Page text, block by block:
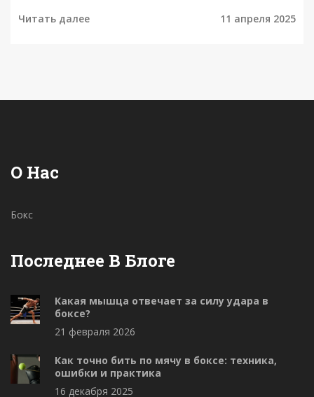
создания сильного удара, от постановки ног до
Читать далее 11 апреля 2025
О Нас
Бокс
Последнее В Блоге
Какая мышца отвечает за силу удара в
боксе?
21 февраля 2026
Как точно бить по мячу в боксе: техника,
ошибки и практика
16 декабря 2025